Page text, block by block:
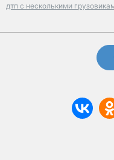
дтп с несколькими